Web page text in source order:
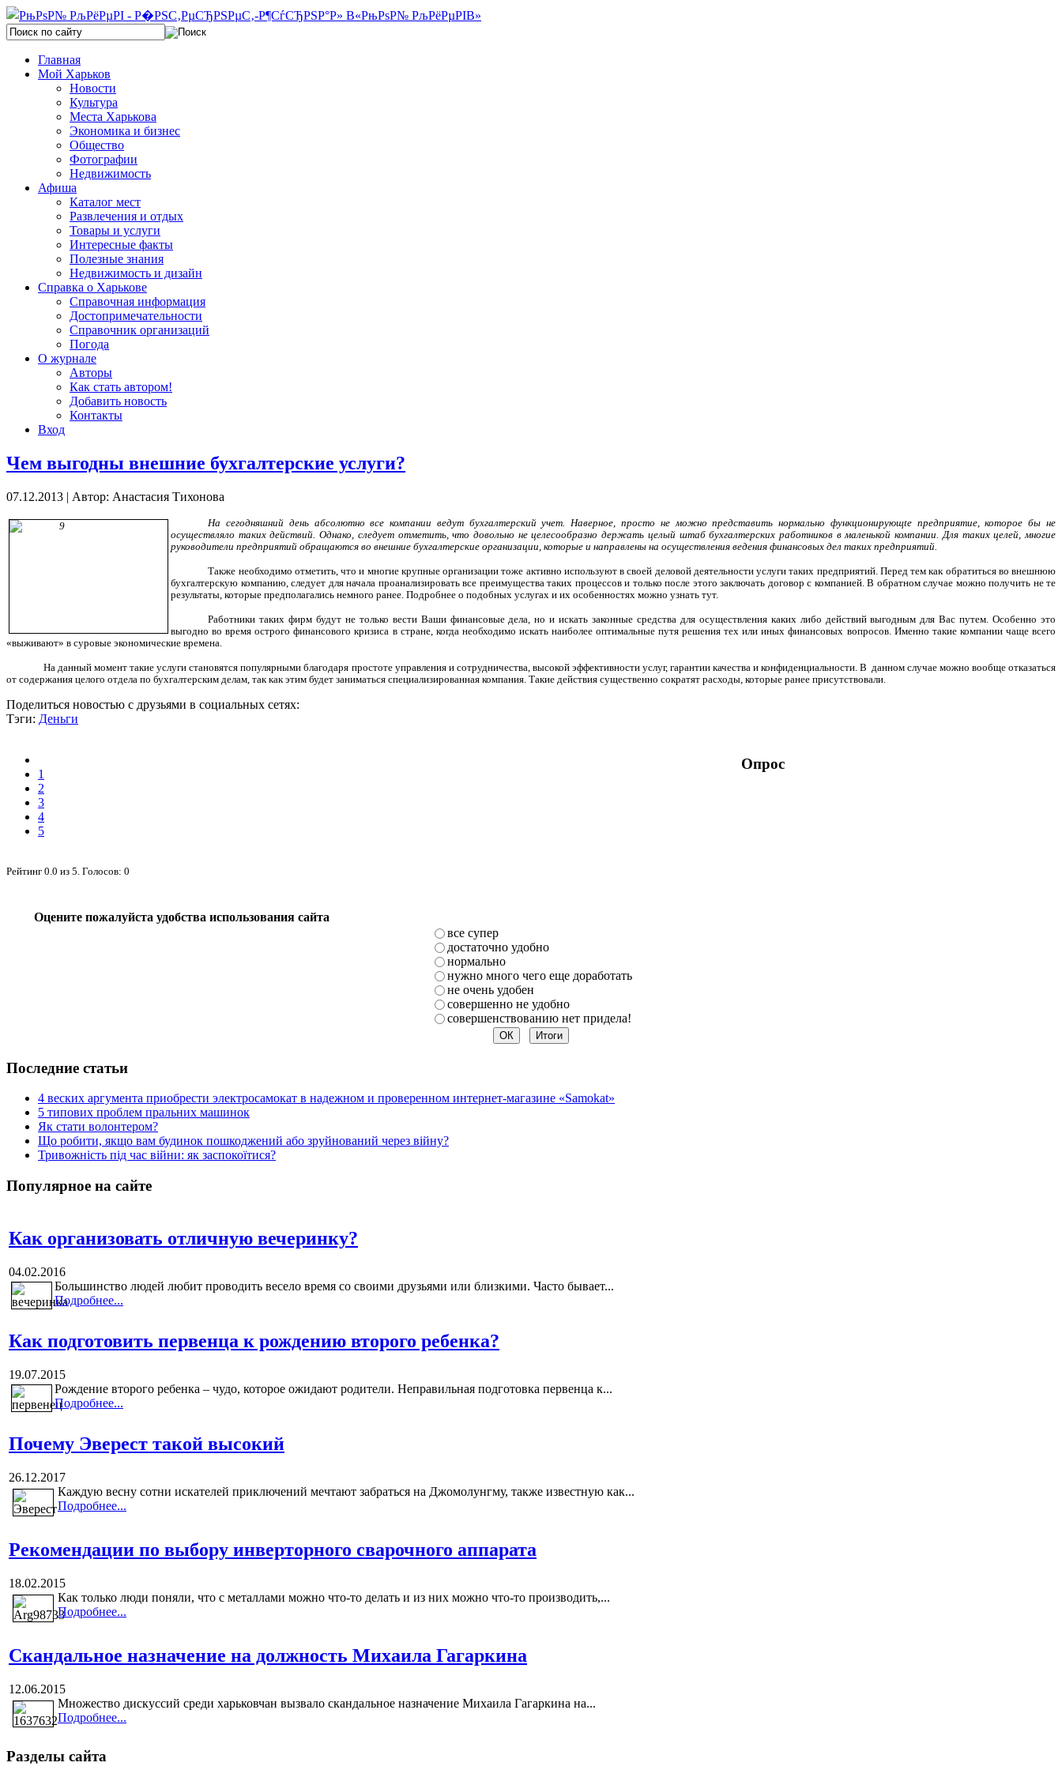
Главная
Мой Харьков
Новости
Культура
Места Харькова
Экономика и бизнес
Общество
Фотографии
Недвижимость
Афиша
Каталог мест
Развлечения и отдых
Товары и услуги
Интересные факты
Полезные знания
Недвижимость и дизайн
Справка о Харькове
Справочная информация
Достопримечательности
Справочник организаций
Погода
О журнале
Авторы
Как стать автором!
Добавить новость
Контакты
Вход
Чем выгодны внешние бухгалтерские услуги?
07.12.2013 | Автор: Анастасия Тихонова
На сегодняшний день абсолютно все компании ведут бухгалтерский учет. Наверное, просто не можно представить нормально функционирующtе предприятие, которое бы не
осуществляло таких действий. Однако, следует отметить, что довольно не целесообразно держать целый штаб бухгалтерских работников в маленькой компании. Для таких целей, многие
руководители предприятий обращаются во внешние бухгалтерские организации, которые и направлены на осуществления ведения финансовых дел таких предприятий.
Также необходимо отметить, что и многие крупные организации тоже активно используют в своей деловой деятельности услуги таких предприятий. Перед тем как обратиться во внешнюю
бухгалтерскую компанию, следует для начала проанализировать все преимущества таких процессов и только после этого заключать договор с компанией. В обратном случае можно получить не те
результаты, которые предполагались немного ранее. Подробнее о подобных услугах и их особенностях можно узнать тут.
Работники таких фирм будут не только вести Ваши финансовые дела, но и искать законные средства для осуществления каких либо действий выгодным для Вас путем. Особенно это
выгодно во время острого финансового кризиса в стране, когда необходимо искать наиболее оптимальные путя решения тех или иных финансовых вопросов. Именно такие компании чаще всего
«выживают» в суровые экономические времена.
На данный момент такие услуги становятся популярными благодаря простоте управления и сотрудничества, высокой эффективности услуг, гарантии качества и конфиденциальности. В данном случае можно вообще отказаться
от содержания целого отдела по бухгалтерским делам, так как этим будет заниматься специализированная компания. Такие действия существенно сократят расходы, которые ранее присутствовали.
Поделиться новостью с друзьями в социальных сетях:
Тэги: Деньги
1
2
3
4
5
Рейтинг 0.0 из 5 . Голосов: 0
Опрос
Оцените пожалуйста удобства использования сайта
все супер
достаточно удобно
нормально
нужно много чего еще доработать
не очень удобен
совершенно не удобно
совершенствованию нет придела!
Последние статьи
4 веских аргумента приобрести электросамокат в надежном и проверенном интернет-магазине «Samokat»
5 типових проблем пральних машинок
Як стати волонтером?
Що робити, якщо вам будинок пошкоджений або зруйнований через війну?
Тривожність під час війни: як заспокоїтися?
Популярное на сайте
Как организовать отличную вечеринку?
04.02.2016
Большинство людей любит проводить весело время со своими друзьями или близкими. Часто бывает...
Подробнее...
Как подготовить первенца к рождению второго ребенка?
19.07.2015
Рождение второго ребенка – чудо, которое ожидают родители. Неправильная подготовка первенца к...
Подробнее...
Почему Эверест такой высокий
26.12.2017
Каждую весну сотни искателей приключений мечтают забраться на Джомолунгму, также известную как...
Подробнее...
Рекомендации по выбору инверторного сварочного аппарата
18.02.2015
Как только люди поняли, что с металлами можно что-то делать и из них можно что-то производить,...
Подробнее...
Cкандальное назначение на должность Михаила Гагаркина
12.06.2015
Множество дискуссий среди харьковчан вызвало скандальное назначение Михаила Гагаркина на...
Подробнее...
Разделы сайта